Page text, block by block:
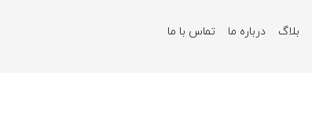
بلاگ درباره ما تماس با ما